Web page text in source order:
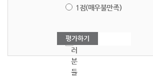
1점(매우불만족)
여
러
분
들